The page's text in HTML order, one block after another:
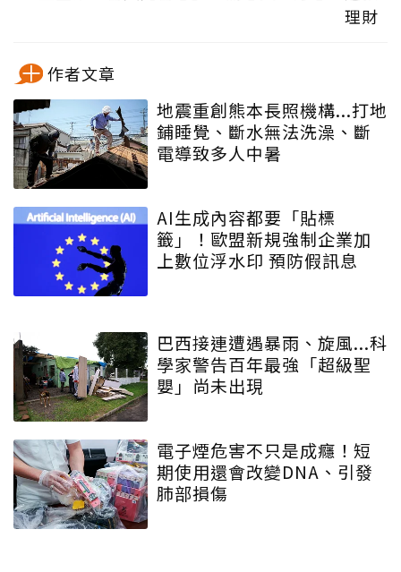
理財
作者文章
地震重創熊本長照機構...打地
鋪睡覺、斷水無法洗澡、斷
電導致多人中暑
AI生成內容都要「貼標
籤」！歐盟新規強制企業加
上數位浮水印 預防假訊息
巴西接連遭遇暴雨、旋風...科
學家警告百年最強「超級聖
嬰」尚未出現
電子煙危害不只是成癮！短
期使用還會改變DNA、引發
肺部損傷